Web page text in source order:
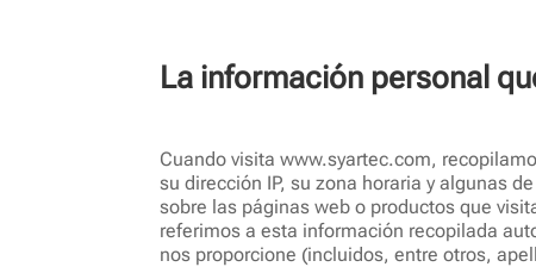
La información personal
Cuando visita www.syartec.com,
su dirección IP, su zona horaria y algunas
sobre las páginas web o productos que
referimos a esta información recopilada
nos proporcione (incluidos, entre otros,